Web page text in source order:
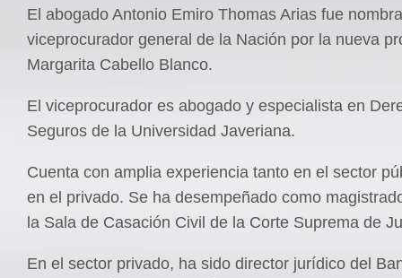
El abogado Antonio Emiro Thomas Arias fue
viceprocurador general de la Nación por la nueva
Margarita Cabello Blanco.
El viceprocurador es abogado y especialista en
Seguros de la Universidad Javeriana.
Cuenta con amplia experiencia tanto en el sector
en el privado. Se ha desempeñado como
la Sala de Casación Civil de la Corte Suprema de
En el sector privado, ha sido director jurídico del